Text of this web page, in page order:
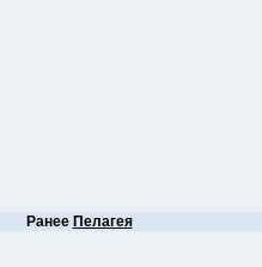
Ранее Пелагея